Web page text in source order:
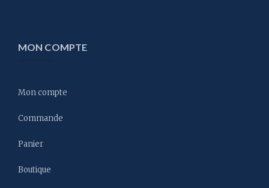
MON COMPTE
Mon compte
Commande
Panier
Boutique